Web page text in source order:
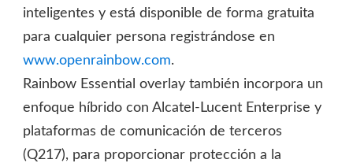
inteligentes y está disponible de forma gratuita
para cualquier persona registrándose en
www.openrainbow.com.
Rainbow Essential overlay también incorpora un
enfoque híbrido con Alcatel-Lucent Enterprise y
plataformas de comunicación de terceros
(Q217), para proporcionar protección a la